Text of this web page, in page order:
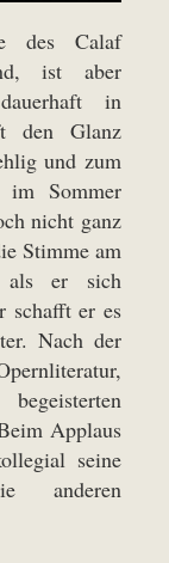
des Calaf
ist aber
in
den Glanz
und zum
Sommer
nicht ganz
Stimme am
als er sich
schafft er es
Nach der
Applaus
seine
anderen